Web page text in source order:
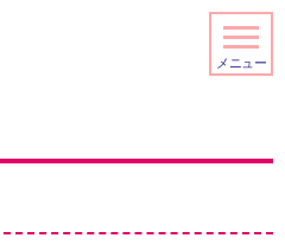
メニュー